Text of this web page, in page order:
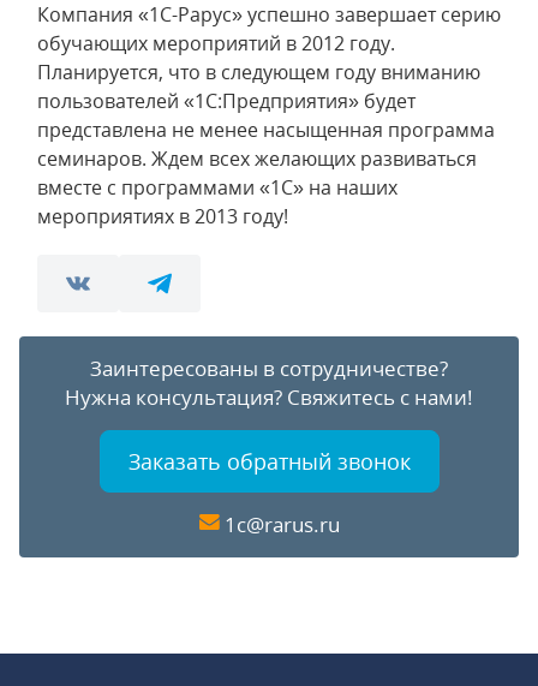
Компания «1С-Рарус» успешно завершает серию
обучающих мероприятий в 2012 году.
Планируется, что в следующем году вниманию
пользователей «1С:Предприятия» будет
представлена не менее насыщенная программа
семинаров. Ждем всех желающих развиваться
вместе с программами «1С» на наших
мероприятиях в 2013 году!
Заинтересованы в сотрудничестве?
Нужна консультация? Свяжитесь с нами!
Заказать обратный звонок
1c@rarus.ru